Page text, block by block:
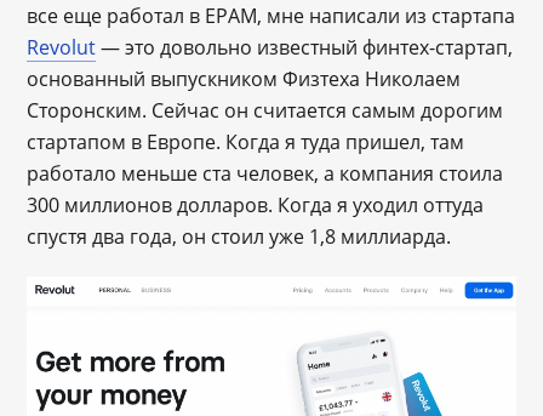
все еще работал в EPAM, мне написали из стартапа
Revolut— это довольно известный финтех-стартап,
основанный выпускником Физтеха Николаем
Сторонским. Сейчас он считается самым дорогим
стартапом в Европе. Когда я туда пришел, там
работало меньше ста человек, а компания стоила
300 миллионов долларов. Когда я уходил оттуда
спустя два года, он стоил уже 1,8 миллиарда.